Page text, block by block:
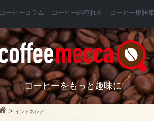
コーヒーコラム コーヒーの淹れ方 コーヒー用語集
コーヒーをもっと趣味に
> インドネシア